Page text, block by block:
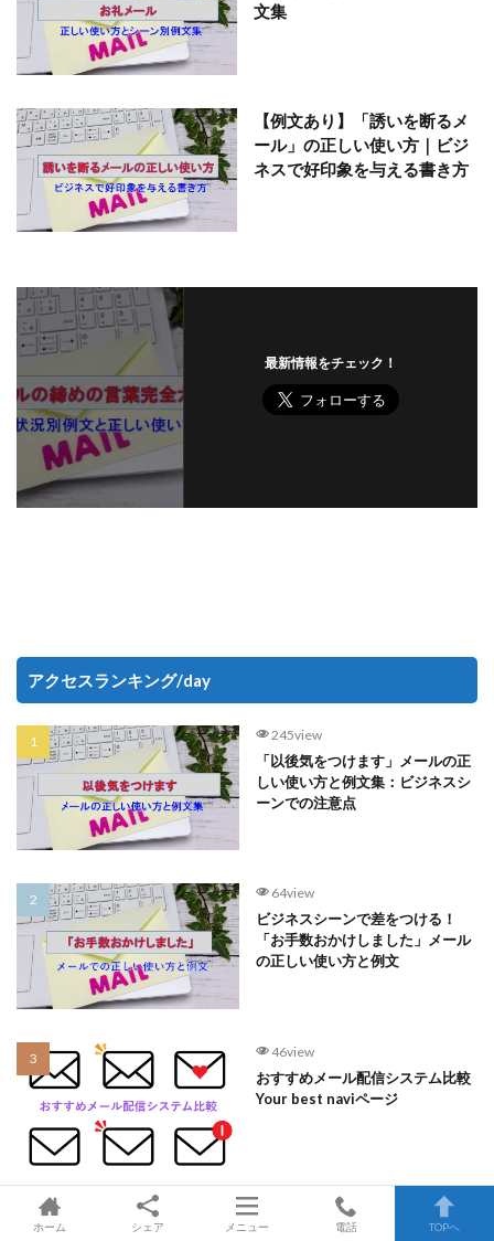
文集
【例文あり】「誘いを断るメ
ール」の正しい使い方｜ビジ
ネスで好印象を与える書き方
最新情報をチェック！
アクセスランキング/day
245view
「以後気をつけます」メールの正
しい使い方と例文集：ビジネスシ
ーンでの注意点
64view
ビジネスシーンで差をつける！
「お手数おかけしました」メール
の正しい使い方と例文
46view
おすすめメール配信システム比較
Your best naviページ
「失念しておりました」を使いこ
ホーム シェア メニュー 電話 TOPへ